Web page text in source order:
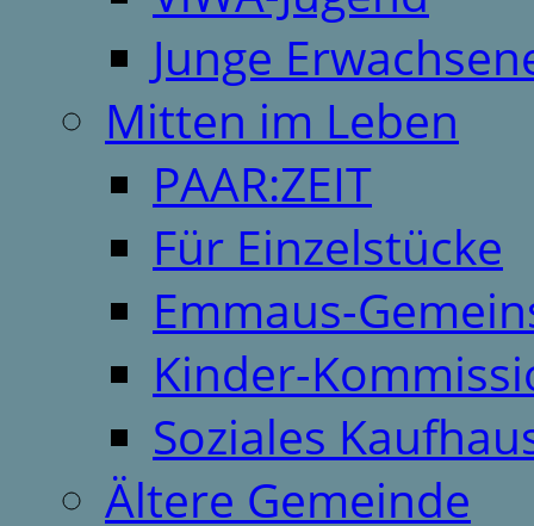
Junge
Mitten im Leben
PAAR:ZEIT
Für Einzelstücke
Emmaus-
Kinder-
Soziales
Ältere Gemeinde